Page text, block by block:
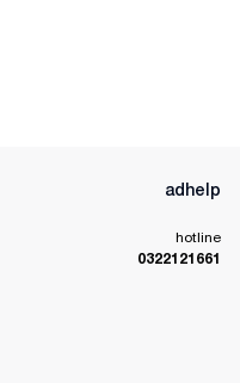
adhelp
hotline
0322121661